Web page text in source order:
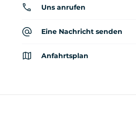
Uns anrufen
Eine Nachricht senden
Anfahrtsplan